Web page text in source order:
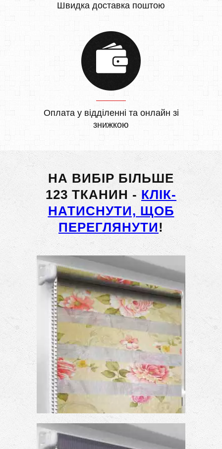
Швидка доставка поштою
Оплата у відділенні та онлайн зі
знижкою
НА ВИБІР БІЛЬШЕ
123 ТКАНИН - КЛІК-
НАТИСНУТИ, ЩОБ
ПЕРЕГЛЯНУТИ!